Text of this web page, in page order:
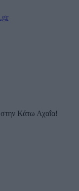
στην Κάτω Αχαΐα!